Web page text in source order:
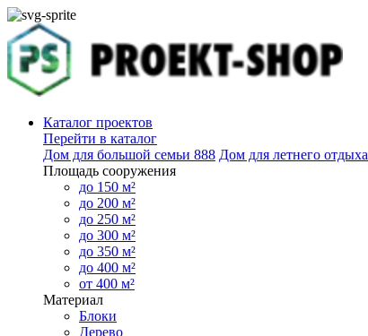
Каталог проектов
Перейти в каталог
Дом для большой семьи 888 Дом для летнего отдыха
Площадь сооружения
до 150 м²
до 200 м²
до 250 м²
до 300 м²
до 350 м²
до 400 м²
от 400 м²
Материал
Блоки
Дерево